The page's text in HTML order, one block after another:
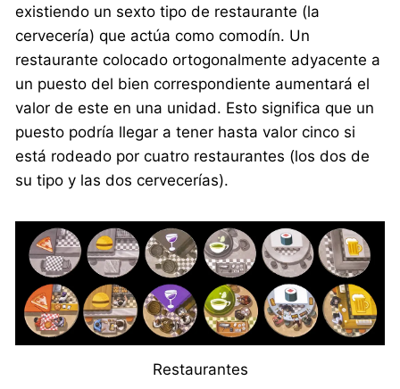
existiendo un sexto tipo de restaurante (la
cervecería) que actúa como comodín. Un
restaurante colocado ortogonalmente adyacente a
un puesto del bien correspondiente aumentará el
valor de este en una unidad. Esto significa que un
puesto podría llegar a tener hasta valor cinco si
está rodeado por cuatro restaurantes (los dos de
su tipo y las dos cervecerías).
Restaurantes